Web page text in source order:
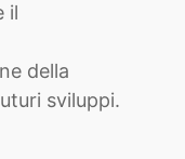
il
della
sviluppi.